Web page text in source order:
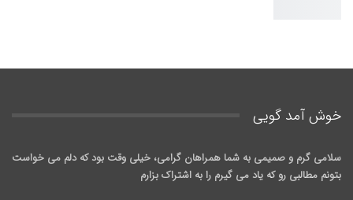
خوش آمد گويی
سلامی گرم و صمیمی به شما همراهان گرامی، خیلی وقت بود که دلم می خواست
بتونم مطالبی رو که یاد می گیرم را به اشتراک بزارم